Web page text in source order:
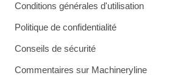
Conditions générales d'utilisation
Politique de confidentialité
Conseils de sécurité
Commentaires sur Machineryline